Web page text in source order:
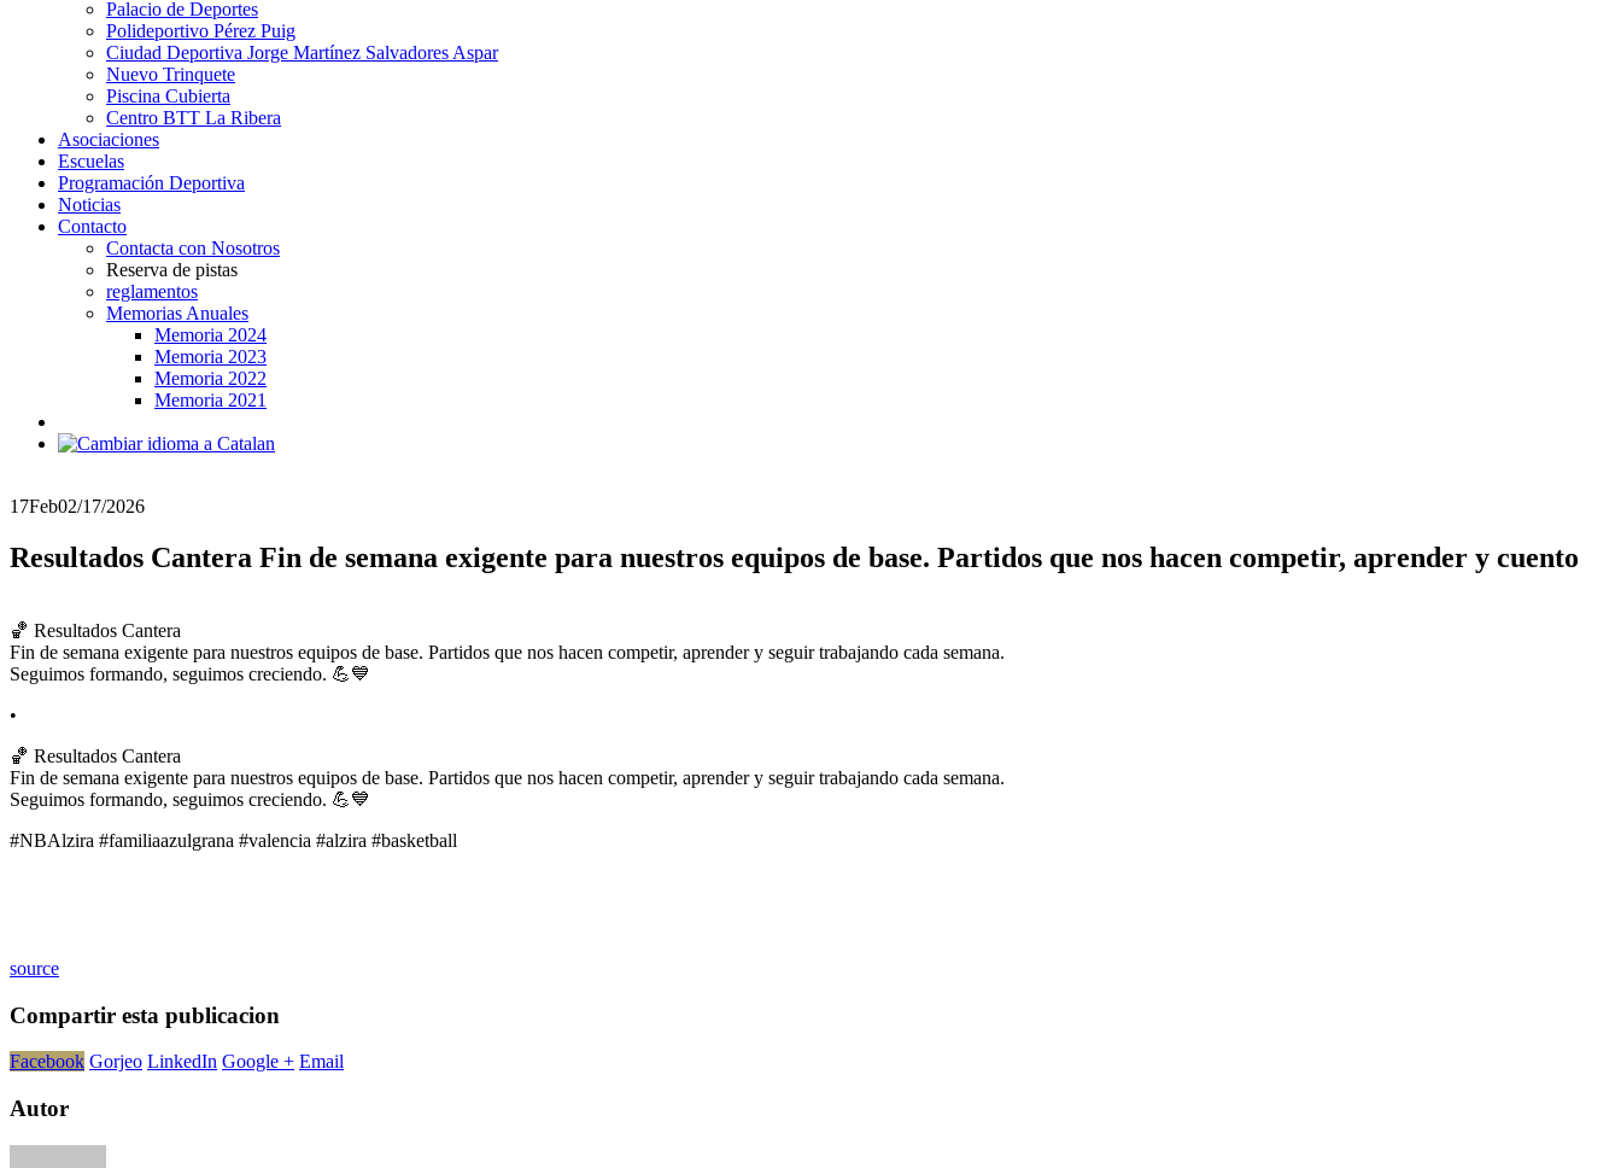
Palacio de Deportes
Polideportivo Pérez Puig
Ciudad Deportiva Jorge Martínez Salvadores Aspar
Nuevo Trinquete
Piscina Cubierta
Centro BTT La Ribera
Asociaciones
Escuelas
Programación Deportiva
Noticias
Contacto
Contacta con Nosotros
Reserva de pistas
reglamentos
Memorias Anuales
Memoria 2024
Memoria 2023
Memoria 2022
Memoria 2021
17Feb02/17/2026
Resultados Cantera Fin de semana exigente para nuestros equipos de base. Partidos que nos hacen competir, aprender y cuento
🏀 Resultados Cantera
Fin de semana exigente para nuestros equipos de base. Partidos que nos hacen competir, aprender y seguir trabajando cada semana.
Seguimos formando, seguimos creciendo. 💪💙
•
🏀 Resultados Cantera
Fin de semana exigente para nuestros equipos de base. Partidos que nos hacen competir, aprender y seguir trabajando cada semana.
Seguimos formando, seguimos creciendo. 💪💙
#NBAlzira #familiaazulgrana #valencia #alzira #basketball
source
Compartir esta publicacion
Facebook Gorjeo LinkedIn Google + Email
Autor